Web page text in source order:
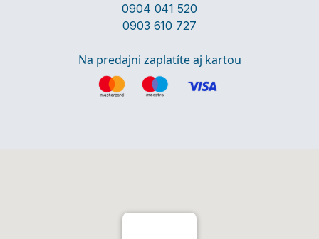
0904 041 520
0903 610 727
Na predajni zaplatíte aj kartou